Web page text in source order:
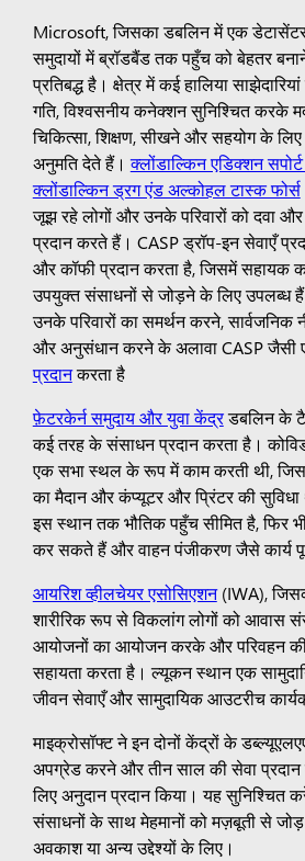
Microsoft, जिसका डबलिन में एक
समुदायों में ब्रॉडबैंड तक पहुँच को बेहतर
प्रतिबद्ध है। क्षेत्र में कई हालिया
गति, विश्वसनीय कनेक्शन सुनिश्चित करके
चिकित्सा, शिक्षण, सीखने और सहयोग के
अनुमति देते हैं।क्लोंडाल्किन एडिक्शन सपोर्ट
क्लोंडाल्किन ड्रग एंड अल्कोहल टास्क फोर्स
जूझ रहे लोगों और उनके परिवारों को दवा
प्रदान करते हैं। CASP ड्रॉप-इन सेवाएँ
और कॉफी प्रदान करता है, जिसमें सहायक
उपयुक्त संसाधनों से जोड़ने के लिए उपलब्ध
उनके परिवारों का समर्थन करने, सार्वजनिक
और अनुसंधान करने के अलावा CASP जैसी
प्रदानकरता है
फ़ेटरकेर्न समुदाय और युवा केंद्रडबलिन के
कई तरह के संसाधन प्रदान करता है।
एक सभा स्थल के रूप में काम करती थी,
का मैदान और कंप्यूटर और प्रिंटर की सुविधा
इस स्थान तक भौतिक पहुँच सीमित है, फिर
कर सकते हैं और वाहन पंजीकरण जैसे कार्य
आयरिश व्हीलचेयर एसोसिएशन(IWA),
शारीरिक रूप से विकलांग लोगों को आवास
आयोजनों का आयोजन करके और परिवहन
सहायता करता है। ल्यूकन स्थान एक
जीवन सेवाएँ और सामुदायिक आउटरीच
माइक्रोसॉफ्ट ने इन दोनों केंद्रों के
अपग्रेड करने और तीन साल की सेवा
लिए अनुदान प्रदान किया। यह सुनिश्चित
संसाधनों के साथ मेहमानों को मज़बूती से
अवकाश या अन्य उद्देश्यों के लिए।